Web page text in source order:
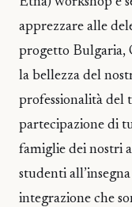
apprezzare alle
progetto Bulgaria,
la bellezza del
professionalità del
partecipazione di
famiglie dei nostri
studenti
integrazione che